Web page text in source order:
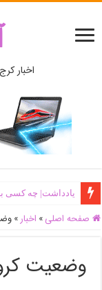
اخبار
یادداشت| ‌چه کسی
صفحه اصلی » اخبار »
وضعیت